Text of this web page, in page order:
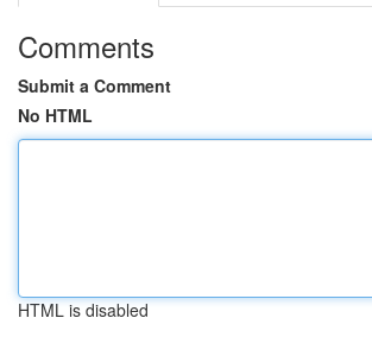
Comments
Submit a Comment
No HTML
HTML is disabled